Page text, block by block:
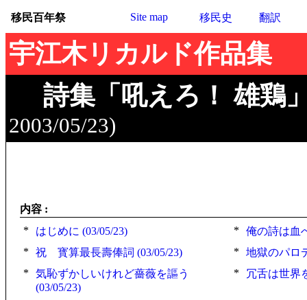
移民百年祭 Site map 移民史 翻訳
宇江木リカルド作品集
詩集「吼えろ！ 雄鶏
2003/05/23)
内容 :
*
はじめに (03/05/23) *
俺の詩は血
*
祝 寳算最長壽俸詞 (03/05/23) *
地獄のパロ
*
気恥ずかしいけれど薔薇を謳う
(03/05/23)
* 冗舌は世界